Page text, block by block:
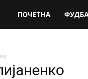
SuperSport.mk
ПОЧЕТНА